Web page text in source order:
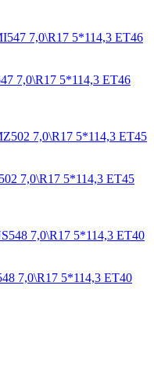
7,0\R17 5*114,3 ET46
7,0\R17 5*114,3 ET45
7,0\R17 5*114,3 ET40